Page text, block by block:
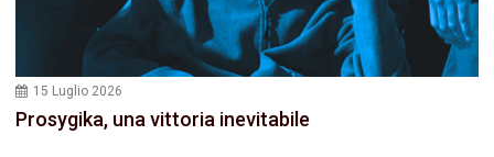
15 Luglio 2026
Prosygika, una vittoria inevitabile